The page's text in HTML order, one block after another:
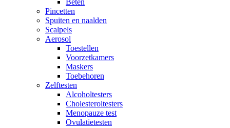
Pincetten
Spuiten en naalden
Scalpels
Aerosol
Toestellen
Voorzetkamers
Maskers
Toebehoren
Zelftesten
Alcoholtesters
Cholesteroltesters
Menopauze test
Ovulatietesten